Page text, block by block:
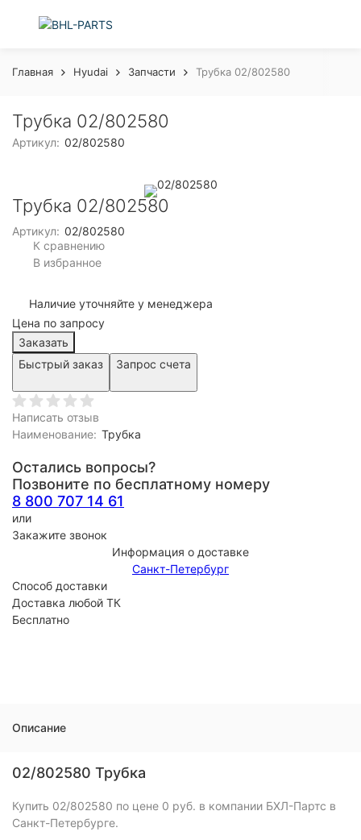
Главная Hyudai Запчасти Трубка 02/802580
Трубка 02/802580
Артикул: 02/802580
Трубка 02/802580
Артикул: 02/802580
К сравнению
В избранное
Наличие уточняйте у менеджера
Цена по запросу
Заказать
Быстрый заказ
Запрос счета
Написать отзыв
Наименование: Трубка
Остались вопросы?
Позвоните по бесплатному номеру
8 800 707 14 61
или
Закажите звонок
Информация о доставке
Санкт-Петербург
Способ доставки
Доставка любой ТК
Бесплатно
Описание
02/802580 Трубка
Купить 02/802580 по цене 0 руб. в компании БХЛ-Партс в
Санкт-Петербурге.